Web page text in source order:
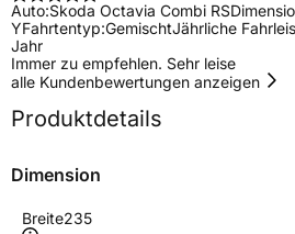
Auto:Skoda Octavia Combi RS
YFahrtentyp:GemischtJährliche
Jahr
Immer zu empfehlen. Sehr leise
alle Kundenbewertungen anzeigen
Produktdetails
Dimension
Breite235